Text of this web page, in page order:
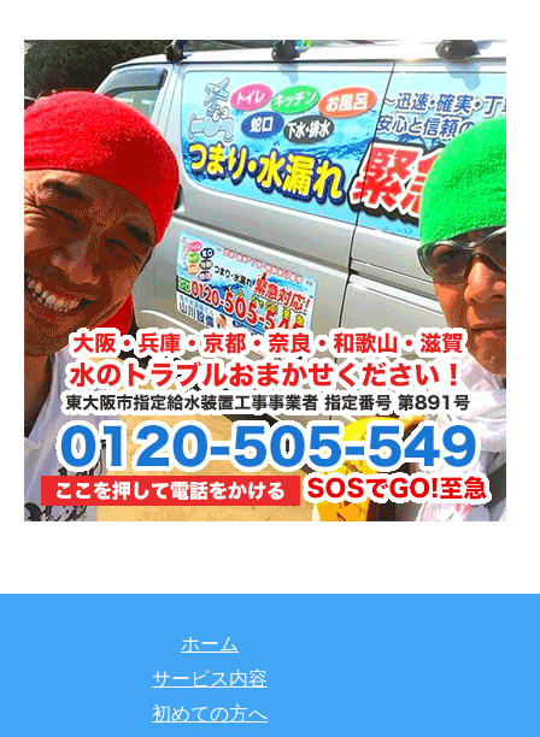
ホーム
サービス内容
初めての方へ